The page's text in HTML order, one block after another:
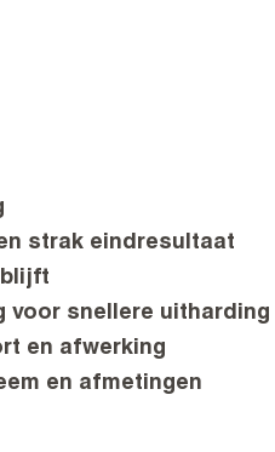
strak eindresultaat
voor snellere uitharding
en afwerking
en afmetingen